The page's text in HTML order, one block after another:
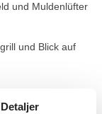
und Muldenlüfter
und Blick auf
und TV;
Detaljer